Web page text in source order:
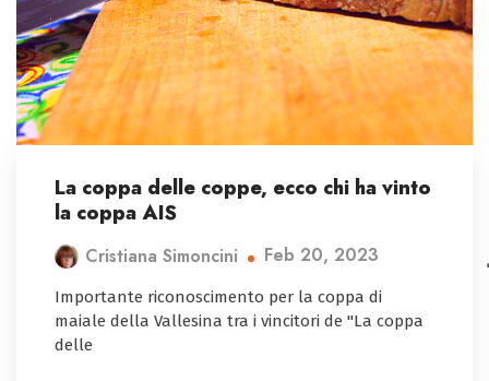
La coppa delle coppe, ecco chi ha vinto
la coppa AIS
Cristiana Simoncini Feb 20, 2023
Importante riconoscimento per la coppa di
maiale della Vallesina tra i vincitori de "La coppa
delle